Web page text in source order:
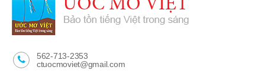
562-713-2353
ctuocmoviet@gmail.com